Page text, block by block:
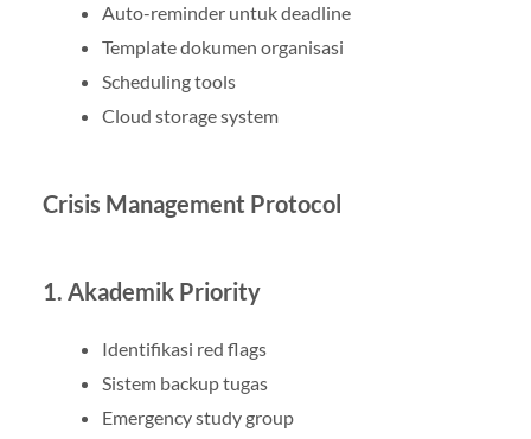
Auto-reminder untuk deadline
Template dokumen organisasi
Scheduling tools
Cloud storage system
Crisis Management Protocol
1. Akademik Priority
Identifikasi red flags
Sistem backup tugas
Emergency study group